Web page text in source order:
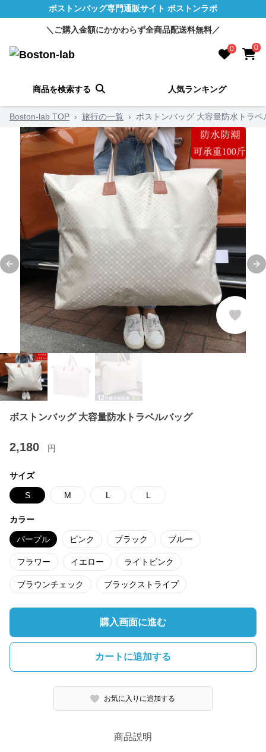
ボストンバッグ専門通販サイト ボストンラボ
＼ご購入金額にかかわらず全商品配送料無料／
0 0
商品を検索する 人気ランキング
Boston-lab TOP › 旅行の一覧 › ボストンバッグ 大容量防水トラベ
Previous slide
ボストンバッグ 大容量防水トラベルバッグ
2,180 円
サイズ
S M L L
カラー
パープル ピンク ブラック ブルー
フラワー イエロー ライトピンク
ブラウンチェック ブラックストライプ
購入画面に進む
カートに追加する
お気に入りに追加する
商品説明